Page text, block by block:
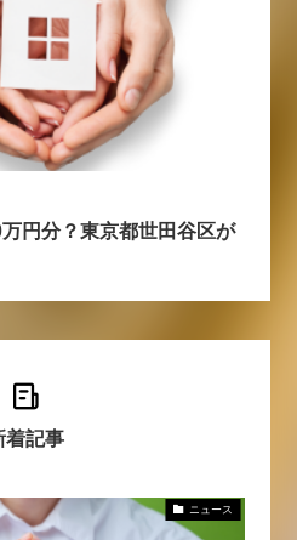
円分？東京都世田谷区が
着記事
ニュース